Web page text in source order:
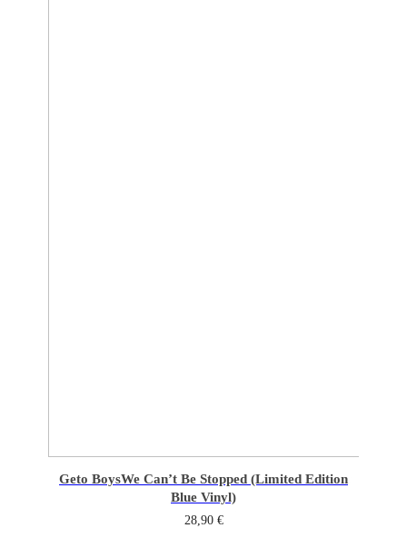
Geto BoysWe Can’t Be Stopped (Limited Edition
Blue Vinyl)
28,90 €